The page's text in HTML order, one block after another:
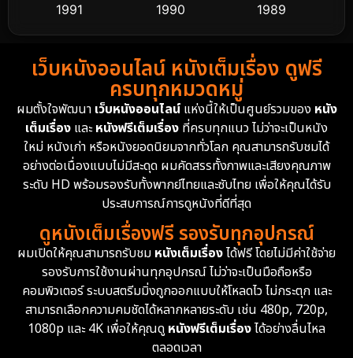
Detective สืบสวน
Detective สืบสวน
Disney+ 4
Documentary สารคดี 95
Drama ดราม่า
Dystopian 16
Emotional 61
Epic มหากาพย์ 225
1991
1990
1989
1988
1986
1985
1983
1982
1981
1974
1962
เว็บหนังออนไลน์ หนังเต็มเรื่อง ดูฟรี
ครบทุกหมวดหมู่
ผมตั้งใจพัฒนา เว็บหนังออนไลน์แห่งนี้ให้เป็นศูนย์รวมของ หนัง
เต็มเรื่อง และหนังฟรีเต็มเรื่อง ที่ครบทุกแนว ไม่ว่าจะเป็นหนัง
ใหม่ หนังเก่า หรือหนังยอดนิยมจากทั่วโลก คุณสามารถรับชมได้
อย่างต่อเนื่องแบบไม่มีสะดุด ผมคัดสรรทั้งภาพและเสียงคุณภาพ
ระดับ HD พร้อมรองรับทั้งพากย์ไทยและซับไทย เพื่อให้คุณได้รับ
ประสบการณ์การดูหนังที่ดีที่สุด
ดูหนังเต็มเรื่องฟรี รองรับทุกอุปกรณ์
ผมเปิดให้คุณสามารถรับชม หนังเต็มเรื่องได้ฟรี โดยไม่มีค่าใช้จ่าย
รองรับการใช้งานผ่านทุกอุปกรณ์ ไม่ว่าจะเป็นมือถือหรือ
คอมพิวเตอร์ ระบบสตรีมมิ่งถูกออกแบบให้โหลดไว ไม่กระตุก และ
สามารถเลือกความคมชัดได้หลากหลายระดับ เช่น 480p, 720p,
1080p และ 4K เพื่อให้คุณดู หนังฟรีเต็มเรื่องได้อย่างลื่นไหล
ตลอดเวลา